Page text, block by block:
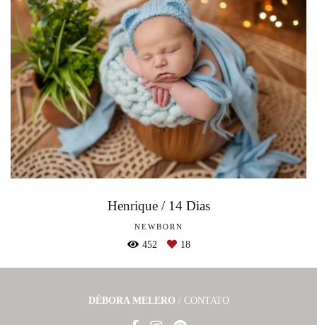
Henrique / 14 Dias
NEWBORN
452 18
DÉBORA MELERO / CONTATO